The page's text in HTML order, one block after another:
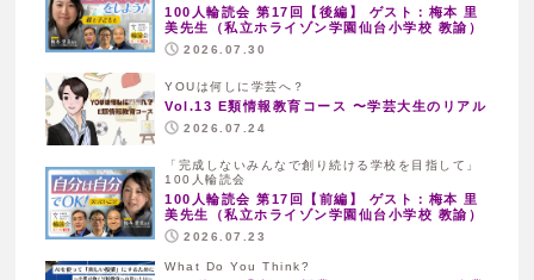
100人輪読会 第17回【後編】 ゲスト：梅本 里
美先生（私立ホライゾン学園仙台小学校 教諭）
2026.07.30
YOUは何しに学芸へ？
Vol.13 E類情報教育コース 〜学芸大生のリアル
2026.07.24
「完成しないみんなで創り続ける学校を目指して」
100人輪読会
100人輪読会 第17回【前編】 ゲスト：梅本 里
美先生（私立ホライゾン学園仙台小学校 教諭）
2026.07.23
What Do You Think?